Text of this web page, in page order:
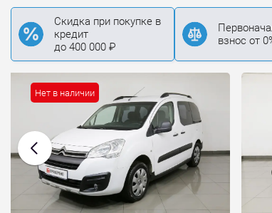
Скидка при покупке в
кредит
до 400 000 ₽
взнос от
Нет в наличии